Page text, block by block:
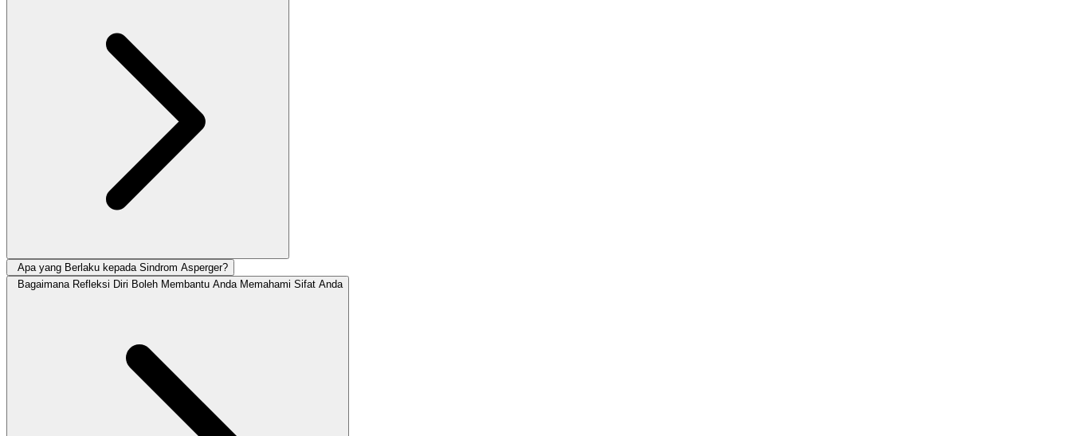
Apa yang Berlaku kepada Sindrom Asperger?
Bagaimana Refleksi Diri Boleh Membantu Anda Memahami Sifat Anda